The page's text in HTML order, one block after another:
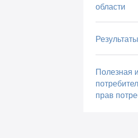
области
Полезная
прав